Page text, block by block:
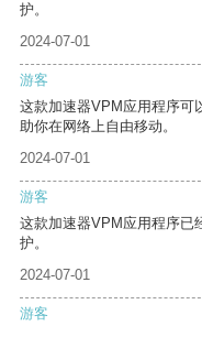
护。
2024-07-01
游客
这款加速器VPM应用程序可
助你在网络上自由移动。
2024-07-01
游客
这款加速器VPM应用程序已
护。
2024-07-01
游客